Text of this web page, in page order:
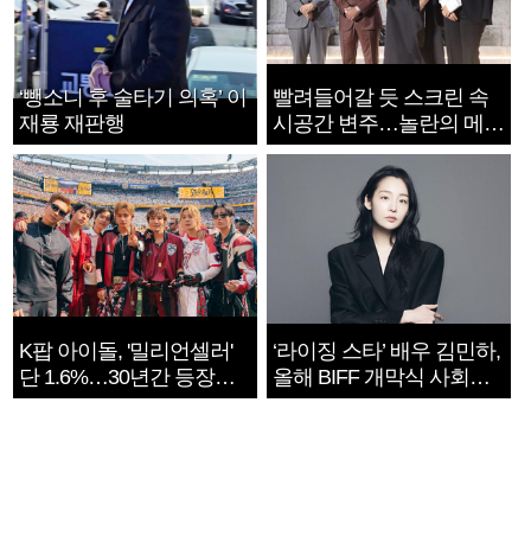
‘뺑소니 후 술타기 의혹’ 이
재룡 재판행
빨려들어갈 듯 스크린 속
시공간 변주…놀란의 메시
지는 ‘전쟁 속죄’
K팝 아이돌, '밀리언셀러'
단 1.6%…30년간 등장
1182개팀 전수조사
‘라이징 스타’ 배우 김민하,
올해 BIFF 개막식 사회자
확정